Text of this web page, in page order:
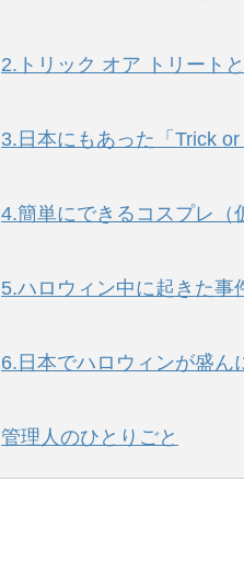
2.トリック オア トリート
3.日本にもあった「Trick or
4.簡単にできるコスプレ（
5.ハロウィン中に起きた事
6.日本でハロウィンが盛ん
管理人のひとりごと